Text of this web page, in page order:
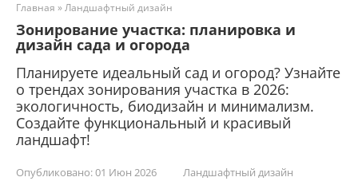
Главная »Ландшафтный дизайн
Зонирование участка: планировка и
дизайн сада и огорода
Планируете идеальный сад и огород? Узнайте
о трендах зонирования участка в 2026:
экологичность, биодизайн и минимализм.
Создайте функциональный и красивый
ландшафт!
Опубликовано:01 Июн 2026
Ландшафтный дизайн